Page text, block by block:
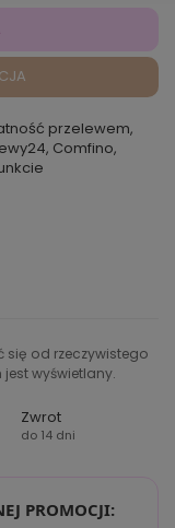
przelewem,
Comfino,
się od rzeczywistego
wyświetlany.
Zwrot
do 14 dni
PROMOCJI: